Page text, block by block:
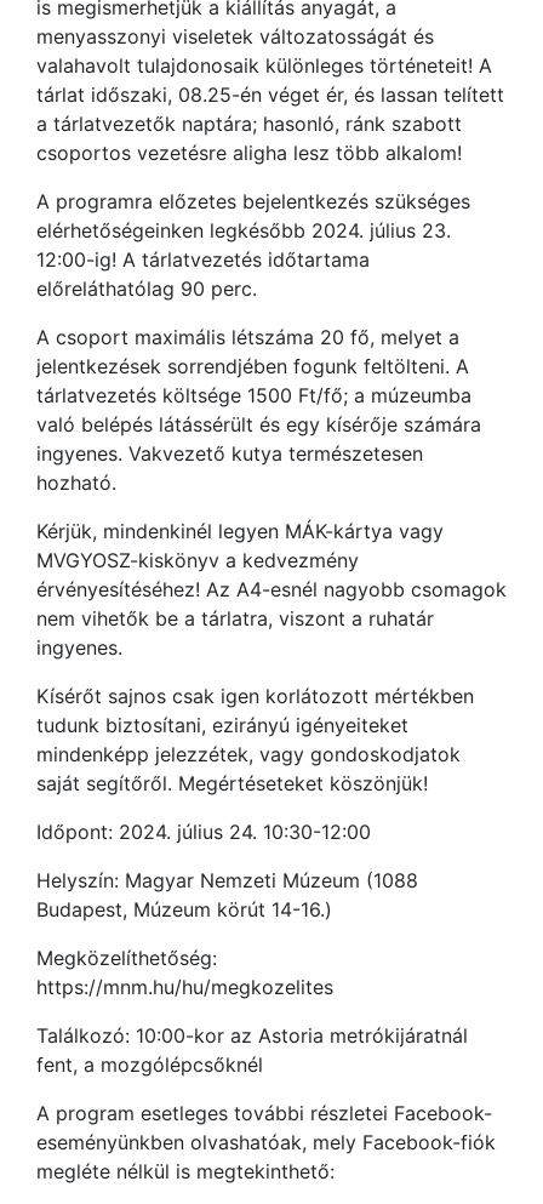
is megismerhetjük a kiállítás anyagát, a
menyasszonyi viseletek változatosságát és
valahavolt tulajdonosaik különleges történeteit! A
tárlat időszaki, 08.25-én véget ér, és lassan telített
a tárlatvezetők naptára; hasonló, ránk szabott
csoportos vezetésre aligha lesz több alkalom!
A programra előzetes bejelentkezés szükséges
elérhetőségeinken legkésőbb 2024. július 23.
12:00-ig! A tárlatvezetés időtartama
előreláthatólag 90 perc.
A csoport maximális létszáma 20 fő, melyet a
jelentkezések sorrendjében fogunk feltölteni. A
tárlatvezetés költsége 1500 Ft/fő; a múzeumba
való belépés látássérült és egy kísérője számára
ingyenes. Vakvezető kutya természetesen
hozható.
Kérjük, mindenkinél legyen MÁK-kártya vagy
MVGYOSZ-kiskönyv a kedvezmény
érvényesítéséhez! Az A4-esnél nagyobb csomagok
nem vihetők be a tárlatra, viszont a ruhatár
ingyenes.
Kísérőt sajnos csak igen korlátozott mértékben
tudunk biztosítani, ezirányú igényeiteket
mindenképp jelezzétek, vagy gondoskodjatok
saját segítőről. Megértéseteket köszönjük!
Időpont: 2024. július 24. 10:30-12:00
Helyszín: Magyar Nemzeti Múzeum (1088
Budapest, Múzeum körút 14-16.)
Megközelíthetőség:
https://mnm.hu/hu/megkozelites
Találkozó: 10:00-kor az Astoria metrókijáratnál
fent, a mozgólépcsőknél
A program esetleges további részletei Facebook-
eseményünkben olvashatóak, mely Facebook-fiók
megléte nélkül is megtekinthető: